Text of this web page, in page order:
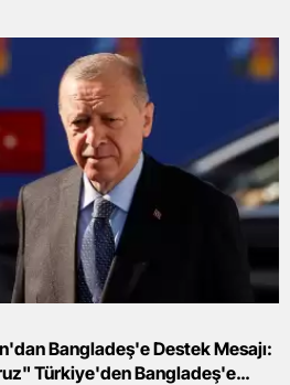
Bangladeş'e Destek Mesajı: